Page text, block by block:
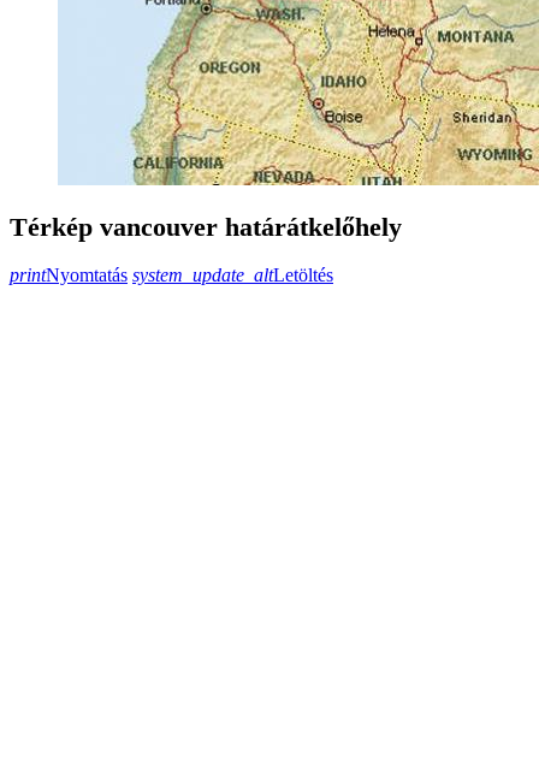
Térkép vancouver határátkelőhely
printNyomtatás system_update_altLetöltés